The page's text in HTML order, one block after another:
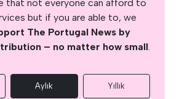
that not everyone can afford to
but if you are able to, we
The Portugal News by
– no matter how small.
Aylık Yıllık